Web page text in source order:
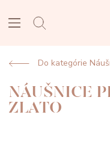
Do kategórie
NÁUŠNICE
ZLATO